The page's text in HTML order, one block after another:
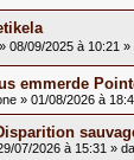
» 08/09/2025 à 10:21 »
emmerde
» 01/08/2026 à
07/2026 à 15:31 »